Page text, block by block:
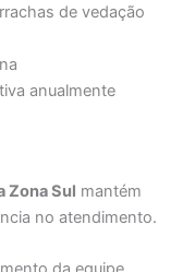
de vedação
anualmente
Zona Sul mantém
no atendimento.